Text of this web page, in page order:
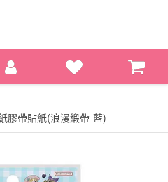
膠帶貼紙(浪漫緞帶-藍)